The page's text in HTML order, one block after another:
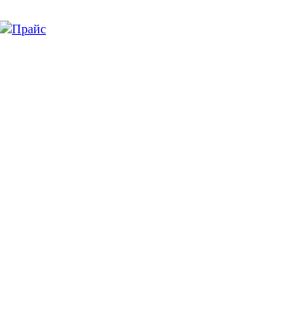
Прайс